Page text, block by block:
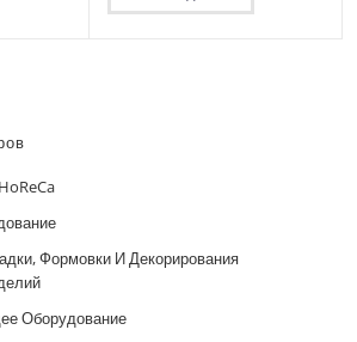
Формовки И Декорирования
Оборудование